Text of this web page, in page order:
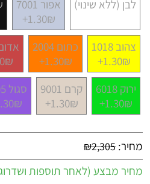
לבן (ללא שינוי)
אפור 7001
1.30₪+
צהוב 1018
1.30₪+
כתום 2004
1.30₪+
אדום
ירוק 6018
1.30₪+
קרם 9001
1.30₪+
סגול 4005
מחיר: ₪2,305
מחיר מבצע (לאחר תוספות